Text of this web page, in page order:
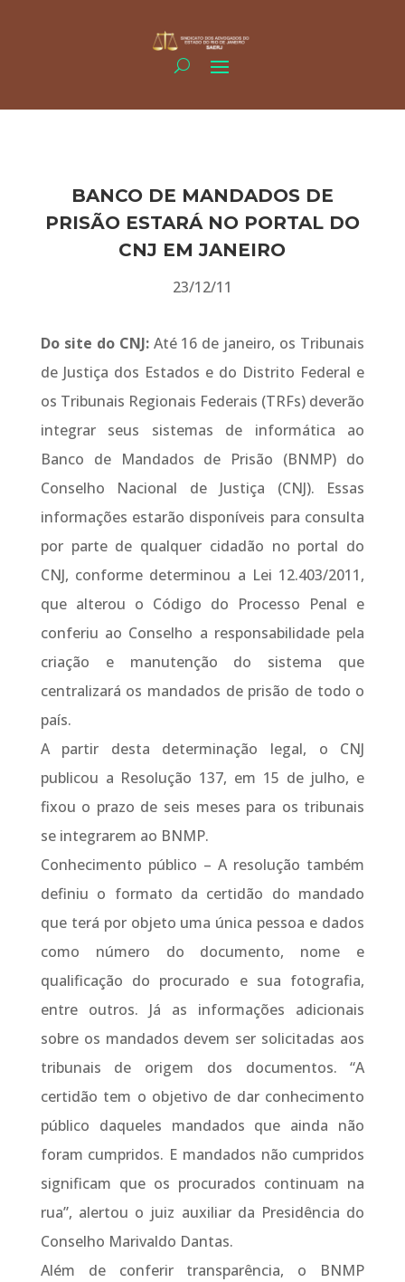
BANCO DE MANDADOS DE
PRISÃO ESTARÁ NO PORTAL DO
CNJ EM JANEIRO
23/12/11
Do site do CNJ:Até 16 de janeiro, os Tribunais
de Justiça dos Estados e do Distrito Federal e
os Tribunais Regionais Federais (TRFs) deverão
integrar seus sistemas de informática ao
Banco de Mandados de Prisão (BNMP) do
Conselho Nacional de Justiça (CNJ). Essas
informações estarão disponíveis para consulta
por parte de qualquer cidadão no portal do
CNJ, conforme determinou a Lei 12.403/2011,
que alterou o Código do Processo Penal e
conferiu ao Conselho a responsabilidade pela
criação e manutenção do sistema que
centralizará os mandados de prisão de todo o
país.
A partir desta determinação legal, o CNJ
publicou a Resolução 137, em 15 de julho, e
fixou o prazo de seis meses para os tribunais
se integrarem ao BNMP.
Conhecimento público – A resolução também
definiu o formato da certidão do mandado
que terá por objeto uma única pessoa e dados
como número do documento, nome e
qualificação do procurado e sua fotografia,
entre outros. Já as informações adicionais
sobre os mandados devem ser solicitadas aos
tribunais de origem dos documentos. “A
certidão tem o objetivo de dar conhecimento
público daqueles mandados que ainda não
foram cumpridos. E mandados não cumpridos
significam que os procurados continuam na
rua”, alertou o juiz auxiliar da Presidência do
Conselho Marivaldo Dantas.
Além de conferir transparência, o BNMP